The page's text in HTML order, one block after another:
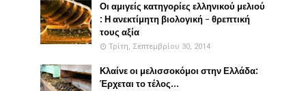
Οι αμιγείς κατηγορίες ελληνικού μελιού
: Η ανεκτίμητη βιολογική - θρεπτική
τους αξία
Τρίτη, Σεπτεμβρίου 30, 2014
Κλαίνε οι μελισσοκόμοι στην Ελλάδα:
Έρχεται το τέλος...